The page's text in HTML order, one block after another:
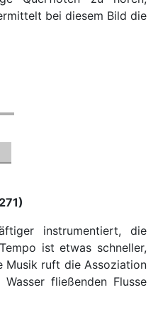
bei diesem Bild die
instrumentiert, die
ist etwas schneller,
Musik ruft die Assoziation
fließenden Flusse